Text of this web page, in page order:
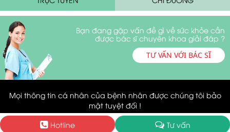
Bạn đang gặp vấn đề gì về sức khỏe cần
được bác sĩ chuyên khoa giải đáp ?
TƯ VẤN VỚI BÁC SĨ
Mọi thông tin cá nhân của bệnh nhân được chúng tôi bảo
mật tuyệt đối !
Hotline
Tư vấn